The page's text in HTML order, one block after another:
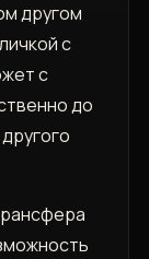
другом
с
с
до